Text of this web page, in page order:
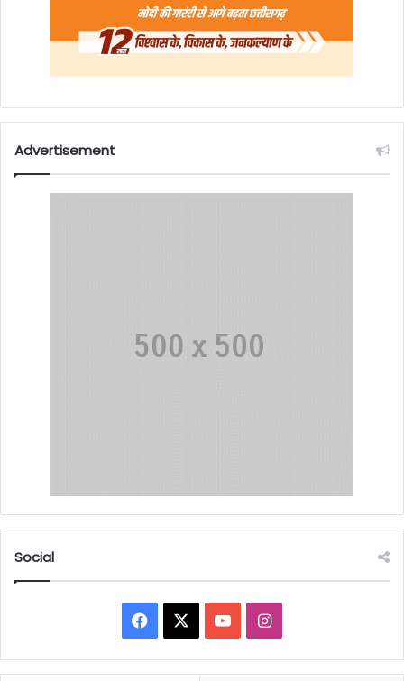
Advertisement
Social
Facebook YouTubeInstagram